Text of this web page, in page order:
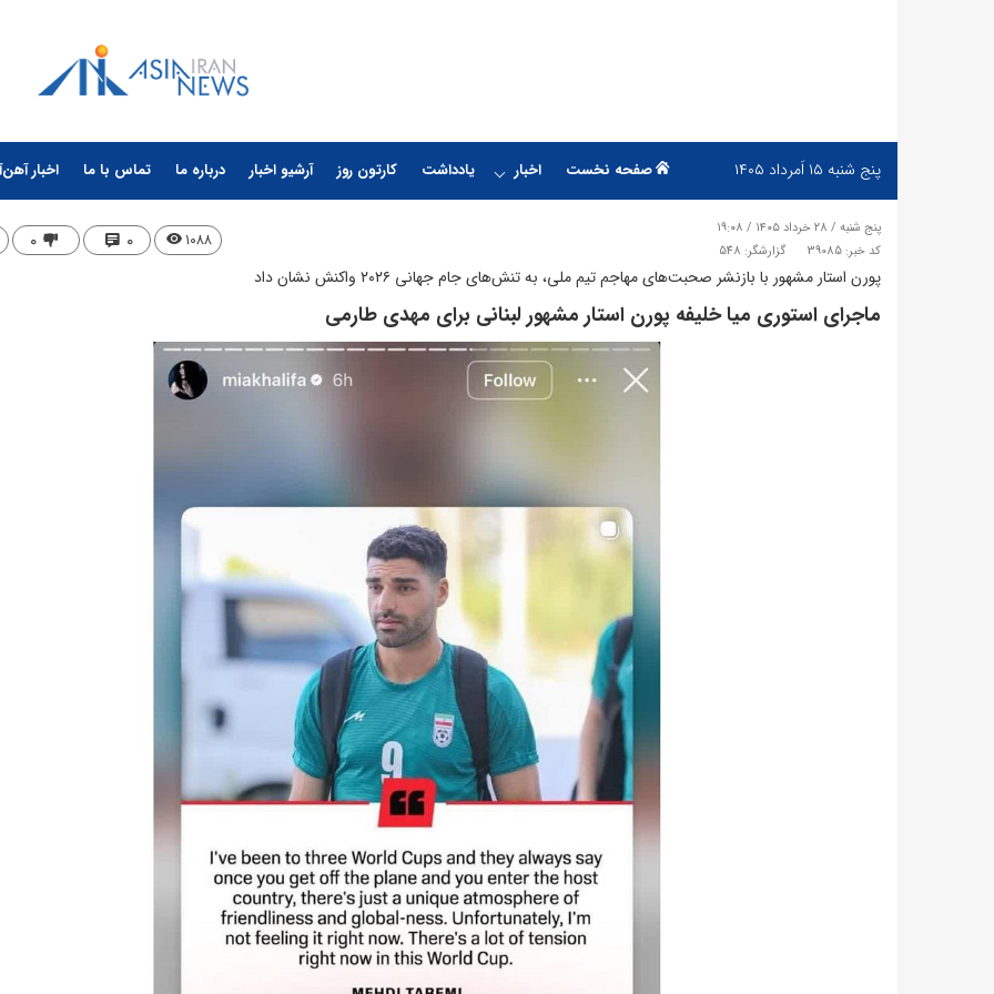
پنج شنبه ۱۵ اَمرداد ۱۴۰۵ صفحه نخست اخبار یادداشت کارتون روز آرشیو اخبار درباره ما تماس با ما اخبار
پنج شنبه / ۲۸ خرداد ۱۴۰۵ / ۱۹:۰۸
کد خبر: 39085
گزارشگر: 548 ۱۰۸۸ ۰ ۰
پورن استار مشهور با بازنشر صحبت‌های مهاجم تیم ملی، به تنش‌های جام جهانی ۲۰۲۶ واکنش نشان داد
ماجرای استوری میا خلیفه پورن استار مشهور لبنانی برای مهدی طارمی